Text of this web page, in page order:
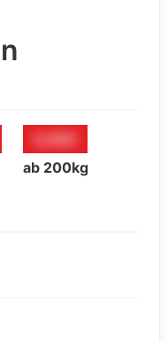
ab 200kg